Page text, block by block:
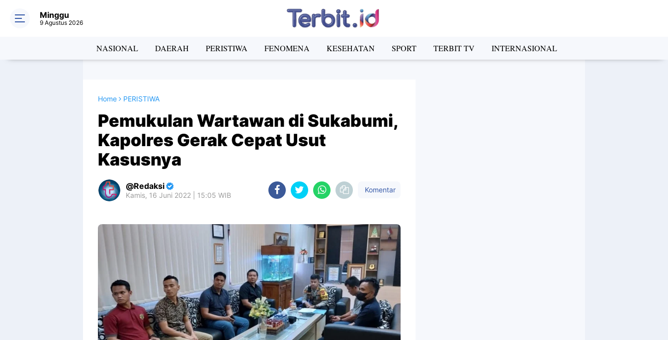
Minggu
9 Agustus 2026
NASIONAL DAERAH PERISTIWA FENOMENA KESEHATAN SPORT TERBIT TV INTERNASIONAL
Home PERISTIWA
Pemukulan Wartawan di Sukabumi,
Kapolres Gerak Cepat Usut
Kasusnya
Redaksi
Kamis, 16 Juni 2022 | 15:05 WIB
Komentar